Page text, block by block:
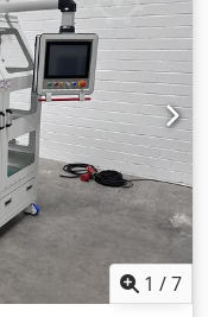
1 /7